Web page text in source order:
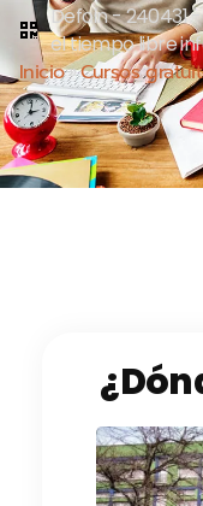
Defoin - 240431
el tiempo libre
Inicio»Cursos